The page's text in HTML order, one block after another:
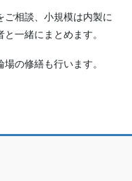
相談、小規模は内製に
一緒にまとめます。
の修繕も行います。